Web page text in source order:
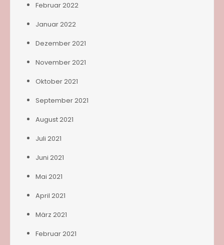
Februar 2022
Januar 2022
Dezember 2021
November 2021
Oktober 2021
September 2021
August 2021
Juli 2021
Juni 2021
Mai 2021
April 2021
März 2021
Februar 2021